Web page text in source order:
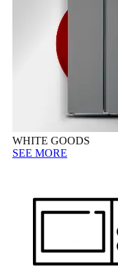
WHITE GOODS
SEE MORE